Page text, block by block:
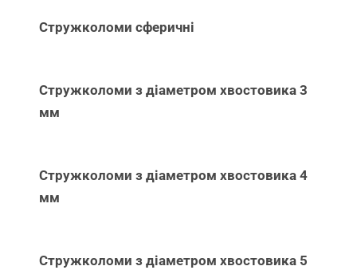
Стружколоми сферичні
Стружколоми з діаметром хвостовика 3
мм
Стружколоми з діаметром хвостовика 4
мм
Стружколоми з діаметром хвостовика 5